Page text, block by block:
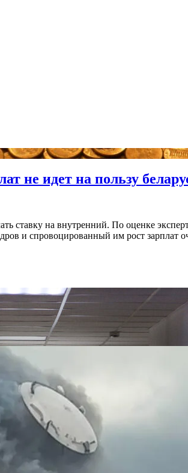
не идет на пользу
ставку на внутренний. По оценке
и спровоцированный им рост зарплат